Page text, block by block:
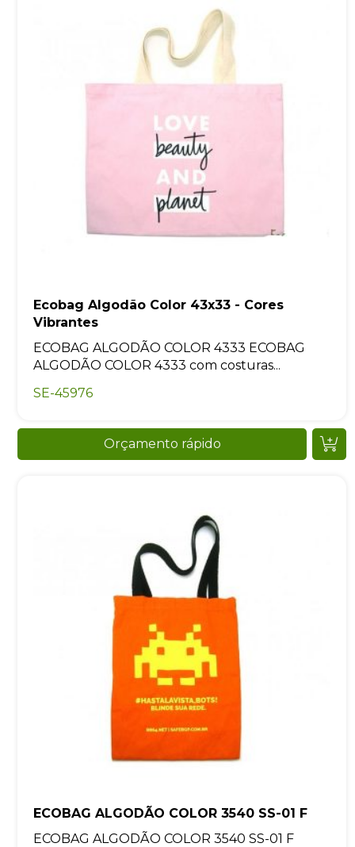
Ecobag Algodão Color 43x33 - Cores
Vibrantes
ECOBAG ALGODÃO COLOR 4333 ECOBAG
ALGODÃO COLOR 4333 com costuras...
SE-45976
Orçamento rápido
ECOBAG ALGODÃO COLOR 3540 SS-01 F
ECOBAG ALGODÃO COLOR 3540 SS-01 F